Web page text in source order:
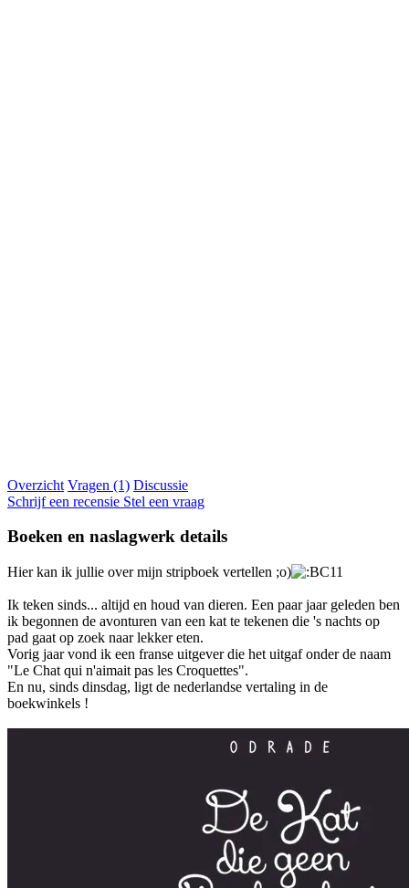
Overzicht Vragen (1) Discussie
Schrijf een recensie Stel een vraag
Boeken en naslagwerk details
Hier kan ik jullie over mijn stripboek vertellen ;o)
Ik teken sinds... altijd en houd van dieren. Een paar jaar geleden ben
ik begonnen de avonturen van een kat te tekenen die 's nachts op
pad gaat op zoek naar lekker eten.
Vorig jaar vond ik een franse uitgever die het uitgaf onder de naam
"Le Chat qui n'aimait pas les Croquettes".
En nu, sinds dinsdag, ligt de nederlandse vertaling in de
boekwinkels !